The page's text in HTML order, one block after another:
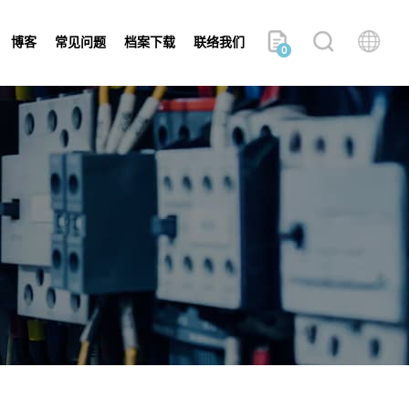
博客 常见问题 档案下载 联络我们 0